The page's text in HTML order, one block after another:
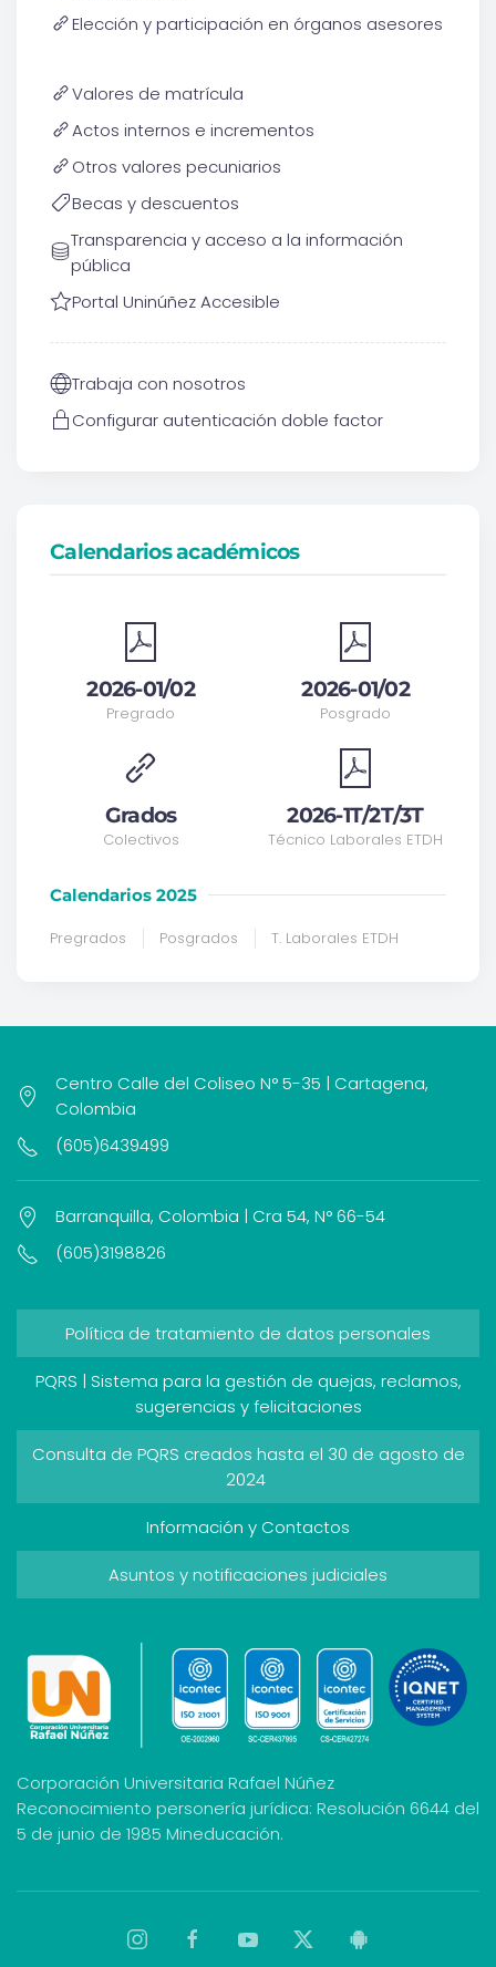
Elección y participación en órganos asesores
Valores de matrícula
Actos internos e incrementos
Otros valores pecuniarios
Becas y descuentos
Transparencia y acceso a la información
pública
Portal Uninúñez Accesible
Trabaja con nosotros
Configurar autenticación doble factor
Calendarios académicos
2026-01/02
Pregrado
Grados
Colectivos
2026-01/02
Posgrado
2026-1T/2T/3T
Técnico Laborales ETDH
Calendarios 2025
Pregrados Posgrados T. Laborales ETDH
Centro Calle del Coliseo N° 5-35 | Cartagena,
Colombia
(605)6439499
Barranquilla, Colombia | Cra 54, N° 66-54
(605)3198826
Política de tratamiento de datos personales
PQRS | Sistema para la gestión de quejas, reclamos,
sugerencias y felicitaciones
Consulta de PQRS creados hasta el 30 de agosto de
2024
Información y Contactos
Asuntos y notificaciones judiciales
Corporación Universitaria Rafael Núñez
Reconocimiento personería jurídica: Resolución 6644 del
5 de junio de 1985 Mineducación.